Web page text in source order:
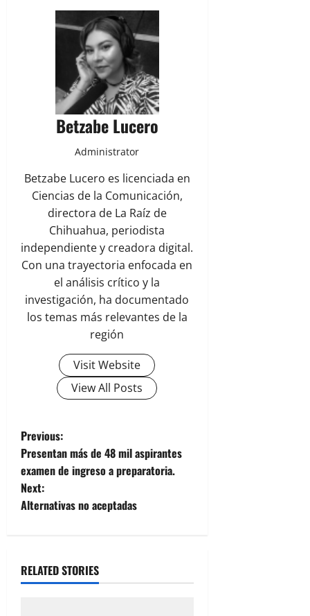
Betzabe Lucero
Administrator
Betzabe Lucero es licenciada en
Ciencias de la Comunicación,
directora de La Raíz de
Chihuahua, periodista
independiente y creadora digital.
Con una trayectoria enfocada en
el análisis crítico y la
investigación, ha documentado
los temas más relevantes de la
región
Visit Website
View All Posts
P
o
s
n
a
Previous:
Presentan más de 48 mil aspirantes
examen de ingreso a preparatoria.
Next:
Alternativas no aceptadas
RELATED STORIES